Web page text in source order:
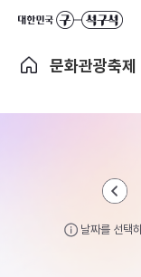
문화관광축제
날짜를 선택